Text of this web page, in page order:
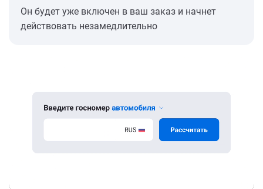
Он будет уже включен в ваш заказ и начнет
действовать незамедлительно